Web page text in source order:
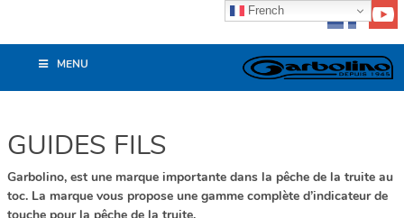
MENU
GUIDES FILS
Garbolino, est une marque importante dans la pêche de la truite au
toc. La marque vous propose une gamme complète d’indicateur de
French